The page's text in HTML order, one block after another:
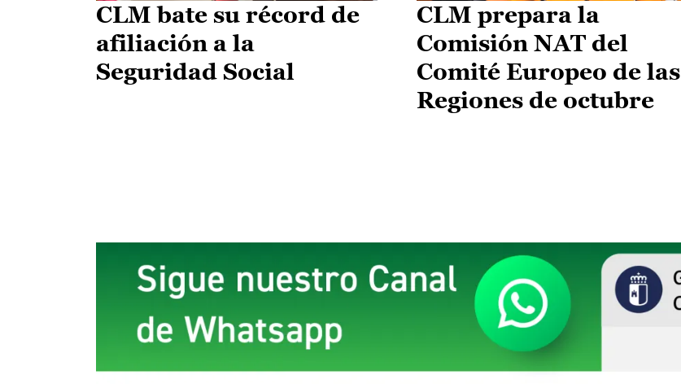
CLM bate su récord de
afiliación a la
Seguridad Social
CLM prepara la
Comisión NAT del
Comité Europeo de las
Regiones de octubre